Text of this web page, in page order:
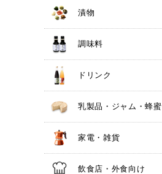
漬物
調味料
ドリンク
乳製品・ジャム・蜂蜜
家電・雑貨
飲食店・外食向け